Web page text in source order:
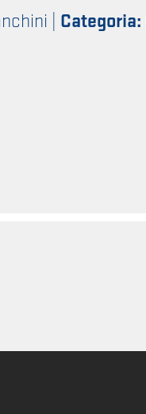
Categoria: